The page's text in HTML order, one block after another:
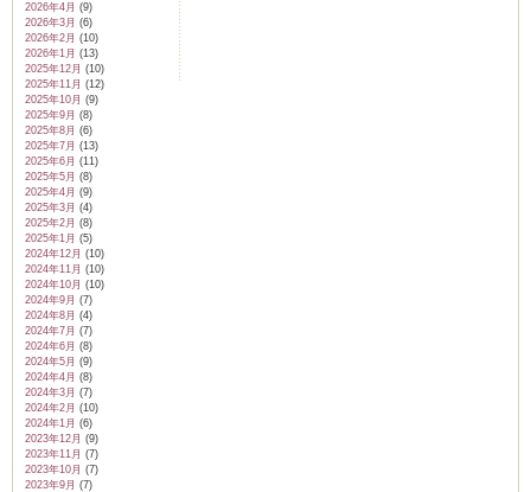
2026年4月 (9)
2026年3月 (6)
2026年2月 (10)
2026年1月 (13)
2025年12月 (10)
2025年11月 (12)
2025年10月 (9)
2025年9月 (8)
2025年8月 (6)
2025年7月 (13)
2025年6月 (11)
2025年5月 (8)
2025年4月 (9)
2025年3月 (4)
2025年2月 (8)
2025年1月 (5)
2024年12月 (10)
2024年11月 (10)
2024年10月 (10)
2024年9月 (7)
2024年8月 (4)
2024年7月 (7)
2024年6月 (8)
2024年5月 (9)
2024年4月 (8)
2024年3月 (7)
2024年2月 (10)
2024年1月 (6)
2023年12月 (9)
2023年11月 (7)
2023年10月 (7)
2023年9月 (7)